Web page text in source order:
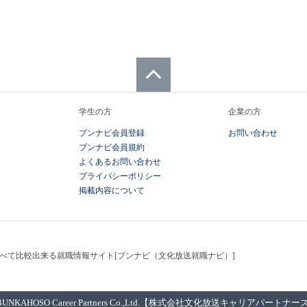
学生の方
ブンナビ会員登録
ブンナビ会員規約
よくあるお問い合わせ
プライバシーポリシー
掲載内容について
企業の方
お問い合わせ
て比較出来る就職情報サイト[ブンナビ（文化放送就職ナビ）]
Career Partners Co.,Ltd.【株式会社文化放送キャリアパートナー